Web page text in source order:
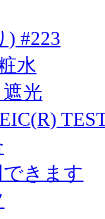
) #223
水
光
きます